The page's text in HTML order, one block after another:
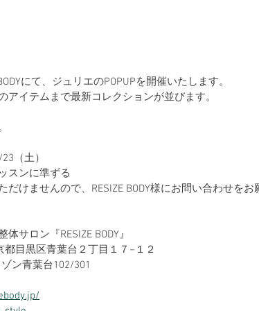
にて、ジュリエのPOPUPを開催いたします。
アイテムまで最新コレクションが並びます。
（土）
スンに準ずる
けませんので、RESIZE BODY様にお問い合わせをお
サロン『RESIZE BODY』
目黒区青葉台２丁目１７−１２
メゾン青葉台102/301